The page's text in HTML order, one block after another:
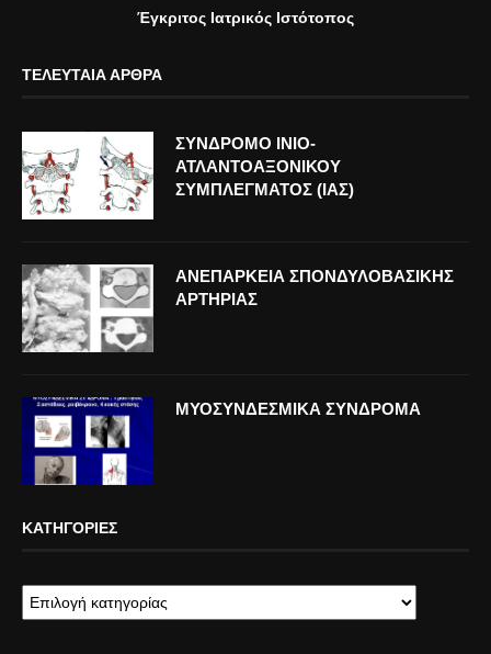
Έγκριτος Ιατρικός Ιστότοπος
ΤΕΛΕΥΤΑΊΑ ΆΡΘΡΑ
ΣΥΝΔΡΟΜΟ ΙΝΙΟ-
ΑΤΛΑΝΤΟΑΞΟΝΙΚΟΥ
ΣΥΜΠΛΕΓΜΑΤΟΣ (ΙΑΣ)
ΑΝΕΠΑΡΚΕΙΑ ΣΠΟΝΔΥΛΟΒΑΣΙΚΗΣ
ΑΡΤΗΡΙΑΣ
ΜΥΟΣΥΝΔΕΣΜΙΚΑ ΣΥΝΔΡΟΜΑ
ΚΑΤΗΓΟΡΊΕΣ